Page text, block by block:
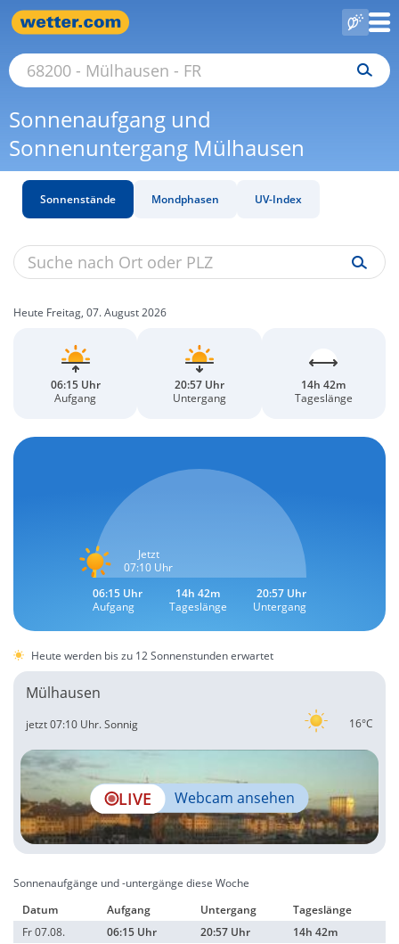
Sonnenaufgang und
Sonnenuntergang Mülhausen
Sonnenstände Mondphasen UV-Index
Heute Freitag, 07. August 2026
06:15 Uhr
Aufgang
20:57 Uhr
Untergang
14h 42m
Tageslänge
Jetzt
07:10 Uhr
06:15 Uhr
Aufgang
14h 42m
Tageslänge
20:57 Uhr
Untergang
Heute werden bis zu 12 Sonnenstunden erwartet
Mülhausen
16°C
jetzt 07:10 Uhr.Sonnig
LIVE Webcam ansehen
Sonnenaufgänge und -untergänge diese Woche
Datum
Aufgang Untergang
Tageslänge
Fr 07.08.
06:15 Uhr 20:57 Uhr
14h 42m